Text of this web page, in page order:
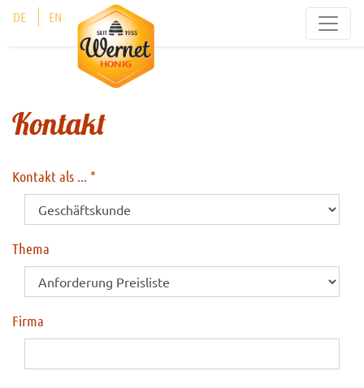
DE EN
Kontakt
Kontakt als ...
Thema
Firma
Cookie-Einstellungen